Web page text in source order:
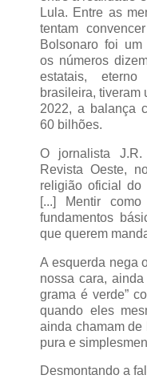
Lula. Entre as
tentam
Bolsonaro foi um
os números
estatais,
brasileira, tiveram
2022, a balança
60 bilhões.
O jornalista
Revista Oeste,
religião oficial do
[...] Mentir
fundamentos
que querem
A esquerda nega
nossa cara,
grama é verde”
quando eles
ainda chamam de
pura e
Desmontando a